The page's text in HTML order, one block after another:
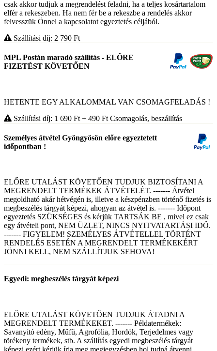
csak akkor tudjuk a megrendelést feladni, ha a teljes kosártartalom
elfér a rekeszeben. Ha nem fér be a rekeszbe a rendelés akkor
felvesszük Önnel a kapcsolatot egyeztetés céljából.
Szállítási díj: 2 790 Ft
MPL Postán maradó szállítás - ELŐRE
FIZETÉST KÖVETŐEN
HETENTE EGY ALKALOMMAL VAN CSOMAGFELADÁS !
Szállítási díj: 1 690 Ft + 490 Ft Csomagolás, beszállítás
Személyes átvétel Gyöngyösön előre egyeztetett
időpontban !
ELŐRE UTALÁST KÖVETŐEN TUDJUK BIZTOSÍTANI A
MEGRENDELT TERMÉKEK ÁTVÉTELÉT. ------- Átvétel
megoldható akár hétvégén is, illetve a készpénzben történő fizetés is
megbeszélés tárgyát képezi, ahogyan az átvétel is. ------- Időpont
egyeztetés SZÜKSÉGES és kérjük TARTSÁK BE , mivel ez csak
egy átvételi pont, NEM ÜZLET, NINCS NYITVATARTÁSI IDŐ.
------- FIGYELEM! SZEMÉLYES ÁTVÉTELLEL TÖRTÉNT
RENDELÉS ESETÉN A MEGRENDELT TERMÉKEKÉRT
JÖNNI KELL, NEM SZÁLLÍTJUK SEHOVA!
Egyedi: megbeszélés tárgyát képezi
ELŐRE UTALÁST KÖVETŐEN TUDJUK ÁTADNI A
MEGRENDELT TERMÉKEKET. ------- Példatermékek:
Savanyító edény, Műfű, Agrofólia, Hordók, Terjedelmes vagy
törékeny termékek, stb. A szállítás egyedi megbeszélés tárgyát
képezi ezért kérjük írja meg megjegyzésben hol tudná átvenni